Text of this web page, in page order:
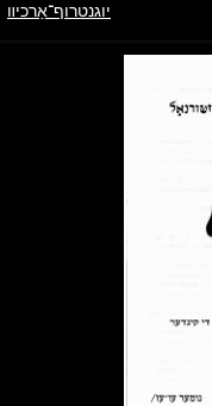
יוגנטרוף־אַרכיװ